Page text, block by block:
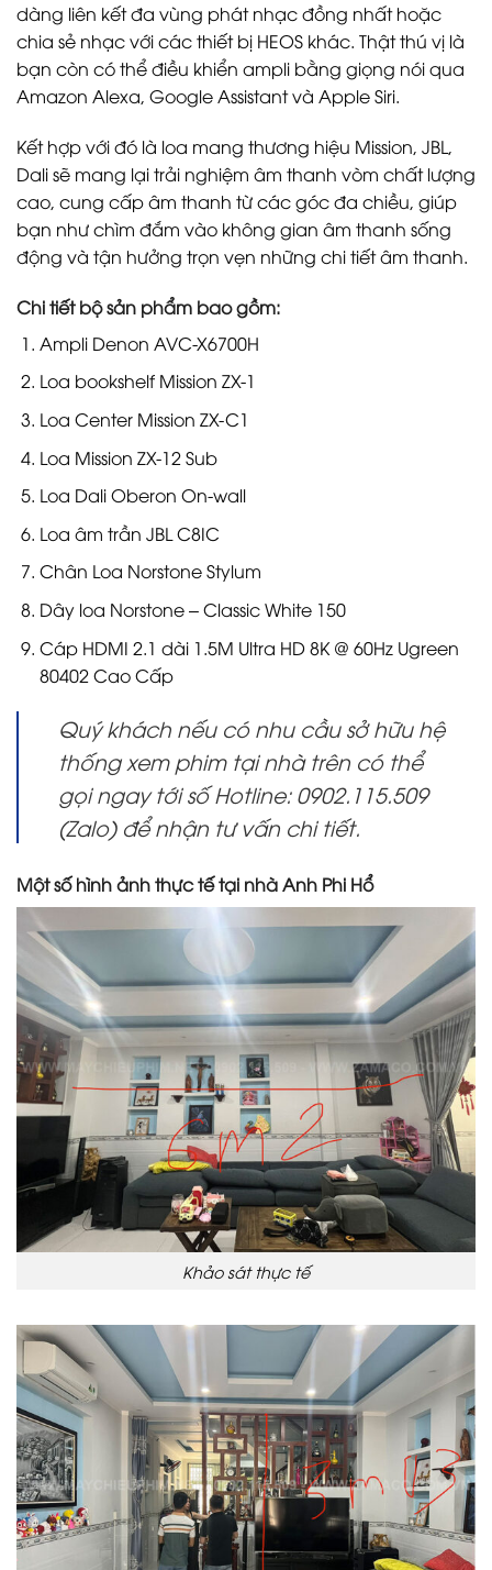
dàng liên kết đa vùng phát nhạc đồng nhất hoặc
chia sẻ nhạc với các thiết bị HEOS khác. Thật thú vị là
bạn còn có thể điều khiển ampli bằng giọng nói qua
Amazon Alexa, Google Assistant và Apple Siri.
Kết hợp với đó là loa mang thương hiệu Mission, JBL,
Dali sẽ mang lại trải nghiệm âm thanh vòm chất lượng
cao, cung cấp âm thanh từ các góc đa chiều, giúp
bạn như chìm đắm vào không gian âm thanh sống
động và tận hưởng trọn vẹn những chi tiết âm thanh.
Chi tiết bộ sản phẩm bao gồm:
Ampli Denon AVC-X6700H
Loa bookshelf Mission ZX-1
Loa Center Mission ZX-C1
Loa Mission ZX-12 Sub
Loa Dali Oberon On-wall
Loa âm trần JBL C8IC
Chân Loa Norstone Stylum
Dây loa Norstone – Classic White 150
Cáp HDMI 2.1 dài 1.5M Ultra HD 8K @ 60Hz Ugreen
80402 Cao Cấp
Quý khách nếu có nhu cầu sở hữu hệ
thống xem phim tại nhà trên có thể
gọi ngay tới số Hotline: 0902.115.509
(Zalo) để nhận tư vấn chi tiết.
Một số hình ảnh thực tế tại nhà Anh Phi Hổ
Khảo sát thực tế